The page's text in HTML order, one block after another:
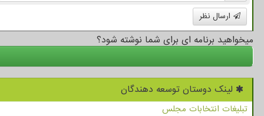
ارسال نظر
میخواهید برنامه ای برای شما نوشته شود؟
لینک دوستان توسعه دهندگان
تبلیغات انتخابات مجلس